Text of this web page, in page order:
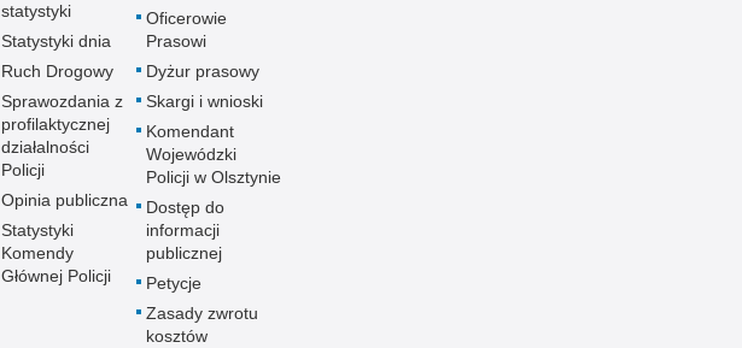
statystyki
Statystyki dnia
Ruch Drogowy
Sprawozdania z
profilaktycznej
działalności
Policji
Opinia publiczna
Statystyki
Komendy
Głównej Policji
Oficerowie
Prasowi
Dyżur prasowy
Skargi i wnioski
Komendant
Wojewódzki
Policji w Olsztynie
Dostęp do
informacji
publicznej
Petycje
Zasady zwrotu
kosztów